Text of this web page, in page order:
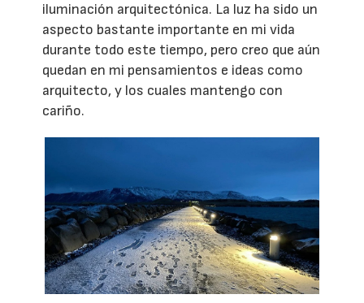
iluminación arquitectónica. La luz ha sido un
aspecto bastante importante en mi vida
durante todo este tiempo, pero creo que aún
quedan en mi pensamientos e ideas como
arquitecto, y los cuales mantengo con
cariño.